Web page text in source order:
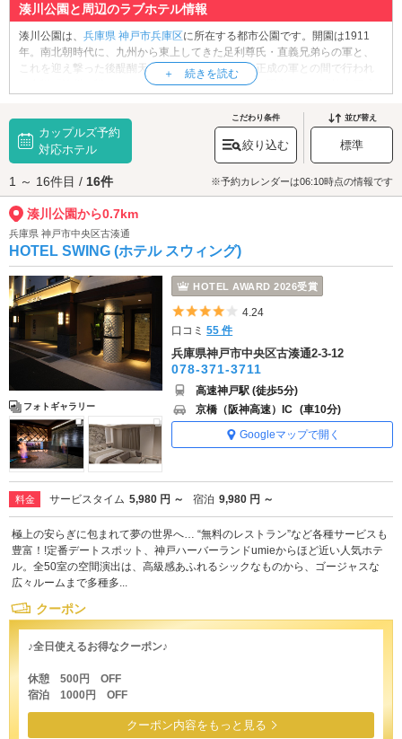
湊川公園と周辺のラブホテル情報
湊川公園は、 兵庫県 神戸市兵庫区に所在する都市公園です。開園は1911
年。南北朝時代に、九州から東上してきた足利尊氏・直義兄弟らの軍と、
これを迎え撃った後醍醐天皇方の新田義貞・楠木正成の軍との間で行われ
た合戦「湊川の戦い」の古戦場に位置しています。園内には、「楠木正成
の遊具、花壇、トイレなどが設置されています。また、公園は様々なイベ
ントの会場としても活用されています。公園中央には車道と歩道が通る
「湊川トンネル」があり、その南側には「ミナエン商店街」があります。
昭和情緒の漂うこちらの商店街を散策するのもおすすめです♪
湊川公園へは、新開地エリアのラブホテルからもアクセスが便利です。
カップルズ予約
対応ホテル
こだわり条件
絞り込む
並び替え
標準
1 ～ 16件目 / 16件 ※予約カレンダーは06:10時点の情報です
湊川公園から0.7km
兵庫県 神戸市中央区古湊通
HOTEL SWING (ホテル スウィング)
フォトギャラリー
HOTEL AWARD 2026受賞
5つ星のうち4
4.24
口コミ55 件
兵庫県神戸市中央区古湊通2-3-12
078-371-3711
高速神戸駅 (徒歩5分)
京橋（阪神高速）IC (車10分)
Googleマップで開く
料金 サービスタイム 5,980 円 ～ 宿泊 9,980 円 ～
極上の安らぎに包まれて夢の世界へ… “無料のレストラン”など各種サービスも
豊富！!定番デートスポット、神戸ハーバーランドumieからほど近い人気ホテ
ル。全50室の空間演出は、高級感あふれるシックなものから、ゴージャスな
広々ルームまで多種多...
クーポン
♪全日使えるお得なクーポン♪
休憩 500円 OFF
宿泊 1000円 OFF
クーポン内容をもっと見る